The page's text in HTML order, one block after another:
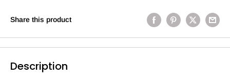
Share this product
Description